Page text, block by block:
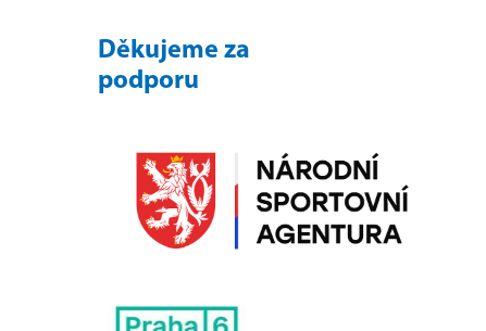
Děkujeme za
podporu